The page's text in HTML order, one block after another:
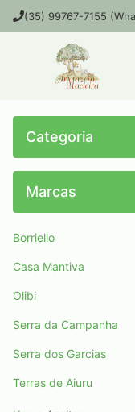
(35) 99767-7155
Categoria
Marcas
Borriello
Casa Mantiva
Olibi
Serra da Campanha
Serra dos Garcias
Terras de Aiuru